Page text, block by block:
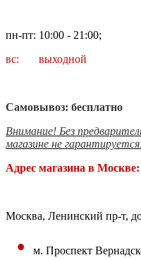
пн-пт: 10:00 - 21:00;
вс: выходной
Самовывоз: бесплатно
Внимание! Без
магазине не
Адрес магазина в Москве:
Москва, Ленинский пр-т,
• м. Проспект